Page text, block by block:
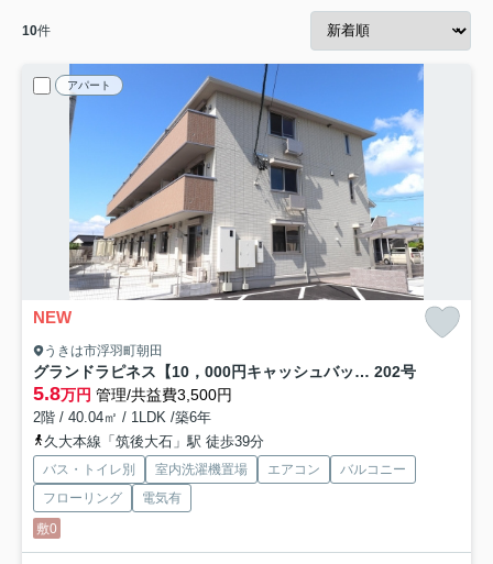
10件
アパート
NEW
うきは市浮羽町朝田
グランドラピネス【10，000円キャッシュバック対象物件】 202号
5.8万円 管理/共益費3,500円
2階 / 40.04㎡ / 1LDK /築6年
久大本線「筑後大石」駅 徒歩39分
バス・トイレ別 室内洗濯機置場 エアコン
バルコニー
フローリング
電気有
敷0